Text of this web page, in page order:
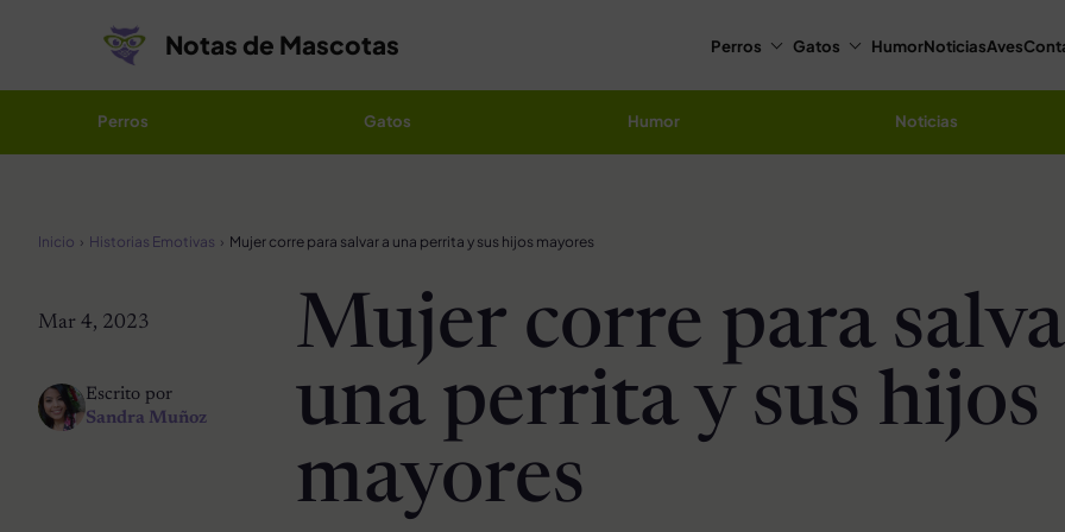
Notas de Mascotas Perros Gatos HumorNoticiasAves
Perros Gatos Humor Noticias
Inicio Historias Emotivas Mujer corre para salvar a una perrita y sus hijos mayores
Mar 4, 2023
Escrito por
Sandra Muñoz
Mujer corre para
una perrita y sus hijos
mayores